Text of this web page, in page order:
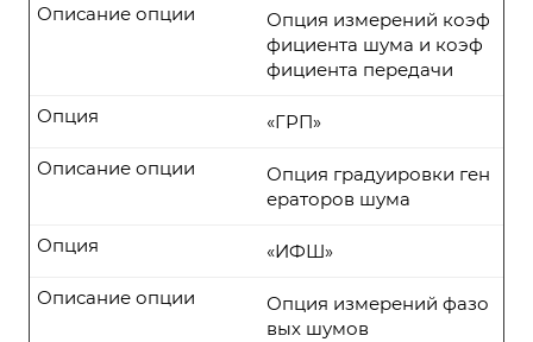
Опция измерений коэф
фициента шума и коэф
фициента передачи
Описание опции
«ГРП»
Опция
Опция градуировки ген
ераторов шума
Описание опции
«ИФШ»
Опция
Опция измерений фазо
вых шумов
Описание опции